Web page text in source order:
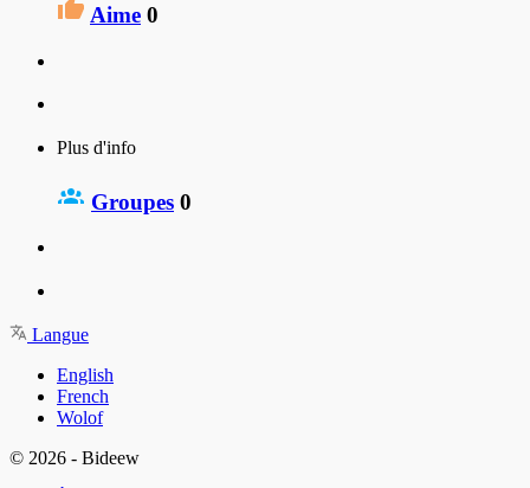
Aime 0
Plus d'info
Groupes 0
Langue
English
French
Wolof
© 2026 - Bideew